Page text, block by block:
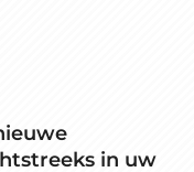
in uw